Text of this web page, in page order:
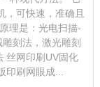
，可快速，准确且
理是：光电扫描-
刻法，激光雕刻
丝网印刷UV固化
印刷网眼成...